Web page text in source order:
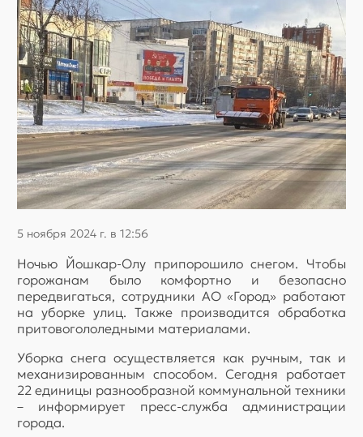
5 ноября 2024 г. в 12:56
Ночью Йошкар-Олу припорошило снегом. Чтобы
горожанам было комфортно и безопасно
передвигаться, сотрудники АО «Город» работают
на уборке улиц. Также производится обработка
притовогололедными материалами.
Уборка снега осуществляется как ручным, так и
механизированным способом. Сегодня работает
22 единицы разнообразной коммунальной техники
– информирует пресс-служба администрации
города.